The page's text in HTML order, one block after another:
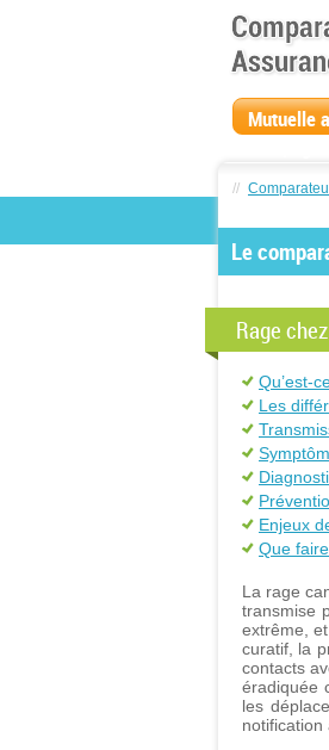
Mutuelle
//
Le
Rage
Qu’est-
Les
Enjeux
Que
La rage
transmise
extrême,
curatif, la
contacts
éradiquée
les
notification